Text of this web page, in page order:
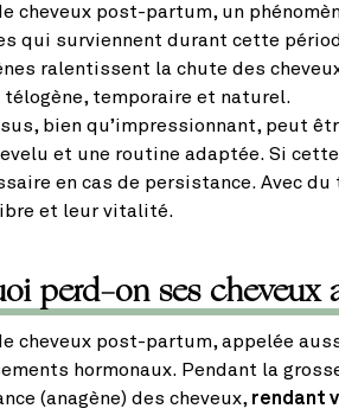
cheveux post-partum, un
qui surviennent durant cette
ralentissent la chute des
temporaire et naturel.
bien qu’impressionnant, peut
et une routine adaptée. Si
en cas de persistance. Avec
et leur vitalité.
perd-on ses cheveux
cheveux post-partum, appelée
hormonaux. Pendant la
(anagène) des cheveux, rendant